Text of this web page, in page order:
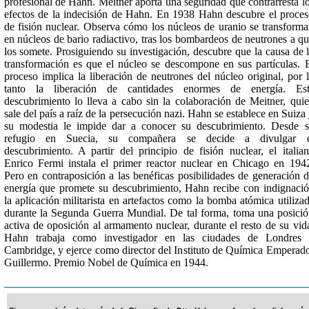
efectos de la indecisión de Hahn. En 1938 Hahn descubre el
de fisión nuclear. Observa cómo los núcleos de uranio se
en núcleos de bario radiactivo, tras los bombardeos de neutrones a
los somete. Prosiguiendo su investigación, descubre que la causa de
transformación es que el núcleo se descompone en sus partículas.
proceso implica la liberación de neutrones del núcleo original, por
tanto la liberación de cantidades enormes de energía.
descubrimiento lo lleva a cabo sin la colaboración de Meitner,
sale del país a raíz de la persecución nazi. Hahn se establece en Suiza
su modestia le impide dar a conocer su descubrimiento. Desde
refugio en Suecia, su compañera se decide a divulgar
descubrimiento. A partir del principio de fisión nuclear, el
Enrico Fermi instala el primer reactor nuclear en Chicago en
Pero en contraposición a las benéficas posibilidades de generación
energía que promete su descubrimiento, Hahn recibe con
la aplicación militarista en artefactos como la bomba atómica
durante la Segunda Guerra Mundial. De tal forma, toma una
activa de oposición al armamento nuclear, durante el resto de su
Hahn trabaja como investigador en las ciudades de Londres
Cambridge, y ejerce como director del Instituto de Química
Guillermo. Premio Nobel de Química en 1944.